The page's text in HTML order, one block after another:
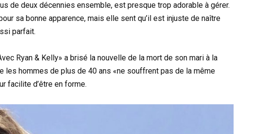
de deux décennies ensemble, est presque trop adorable à gérer.
sa bonne apparence, mais elle sent qu’il est injuste de naître
parfait.
Ryan & Kelly» a brisé la nouvelle de la mort de son mari à la
les hommes de plus de 40 ans «ne souffrent pas de la même
facilite d’être en forme.